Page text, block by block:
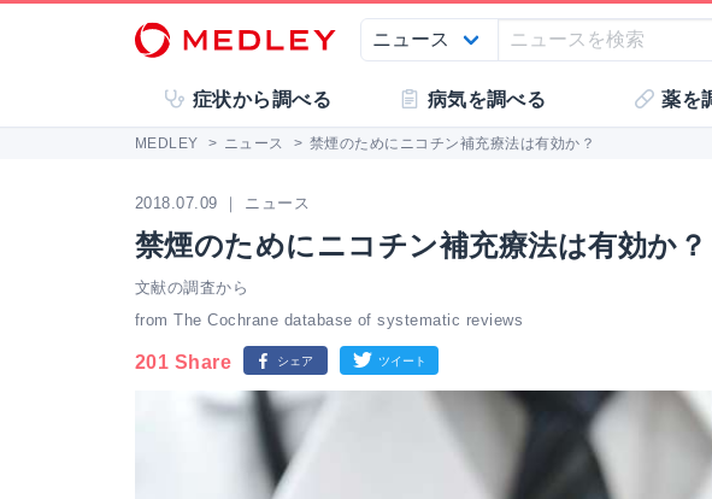
症状から調べる 病気を調べる 薬を
MEDLEY > ニュース > 禁煙のためにニコチン補充療法は有効か？
2018.07.09 ｜ ニュース
禁煙のためにニコチン補充療法は有効か？
文献の調査から
from The Cochrane database of systematic reviews
201 Share